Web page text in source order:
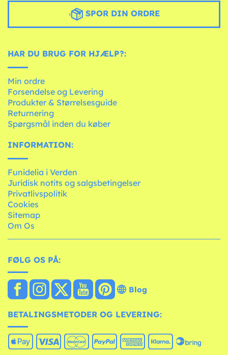
SPOR DIN ORDRE
HAR DU BRUG FOR HJÆLP?:
Min ordre
Forsendelse og Levering
Produkter & Størrelsesguide
Returnering
Spørgsmål inden du køber
INFORMATION:
Funidelia i Verden
Juridisk notits og salgsbetingelser
Privatlivspolitik
Cookies
Sitemap
Om Os
FØLG OS PÅ:
Blog
BETALINGSMETODER OG LEVERING: